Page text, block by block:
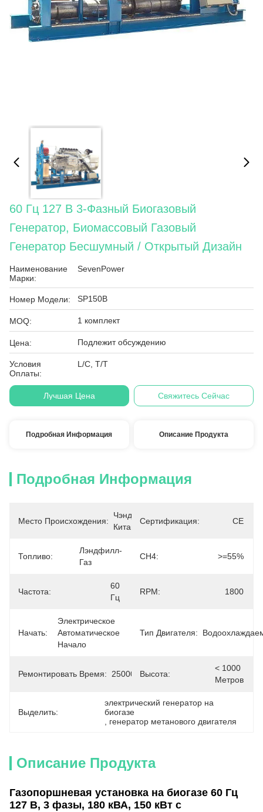
60 Гц 127 В 3-Фазный Биогазовый
Генератор, Биомассовый Газовый
Генератор Бесшумный / Открытый Дизайн
Наименование
Марки:
SevenPower
Номер Модели: SP150B
MOQ: 1 комплект
Цена: Подлежит обсуждению
Условия
Оплаты:
L/C, T/T
Лучшая Цена Свяжитесь Сейчас
Подробная Информация Описание Продукта
Подробная Информация
Место Происхождения:
Чэнду,
Китай
Сертификация: CE
Топливо:
Лэндфилл-
Газ
CH4: >=55%
Частота:
60
Гц
RPM: 1800
Начать:
Электрическое
Автоматическое
Начало
Тип Двигателя:
Ремонтировать Время: 25000hoursВысота:
< 1000
Метров
Выделить:
электрический генератор на
биогазе
генератор метанового двигателя
Описание Продукта
Газопоршневая установка на биогазе 60 Гц
127 В, 3 фазы, 180 кВА, 150 кВт с